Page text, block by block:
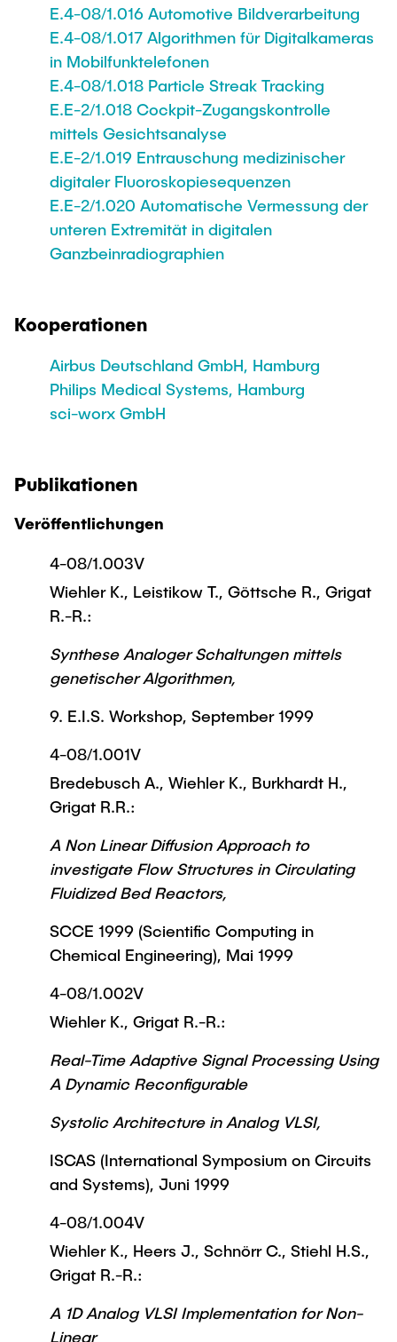
E.4-08/1.016 Automotive Bildverarbeitung
E.4-08/1.017 Algorithmen für Digitalkameras
in Mobilfunktelefonen
E.4-08/1.018 Particle Streak Tracking
E.E-2/1.018 Cockpit-Zugangskontrolle
mittels Gesichtsanalyse
E.E-2/1.019 Entrauschung medizinischer
digitaler Fluoroskopiesequenzen
E.E-2/1.020 Automatische Vermessung der
unteren Extremität in digitalen
Ganzbeinradiographien
Kooperationen
Airbus Deutschland GmbH, Hamburg
Philips Medical Systems, Hamburg
sci-worx GmbH
Publikationen
Veröffentlichungen
4-08/1.003V
Wiehler K., Leistikow T., Göttsche R., Grigat
R.-R.:
Synthese Analoger Schaltungen mittels
genetischer Algorithmen,
9. E.I.S. Workshop, September 1999
4-08/1.001V
Bredebusch A., Wiehler K., Burkhardt H.,
Grigat R.R.:
A Non Linear Diffusion Approach to
investigate Flow Structures in Circulating
Fluidized Bed Reactors,
SCCE 1999 (Scientific Computing in
Chemical Engineering), Mai 1999
4-08/1.002V
Wiehler K., Grigat R.-R.:
Real-Time Adaptive Signal Processing Using
A Dynamic Reconfigurable
Systolic Architecture in Analog VLSI,
ISCAS (International Symposium on Circuits
and Systems), Juni 1999
4-08/1.004V
Wiehler K., Heers J., Schnörr C., Stiehl H.S.,
Grigat R.-R.:
A 1D Analog VLSI Implementation for Non-
Linear